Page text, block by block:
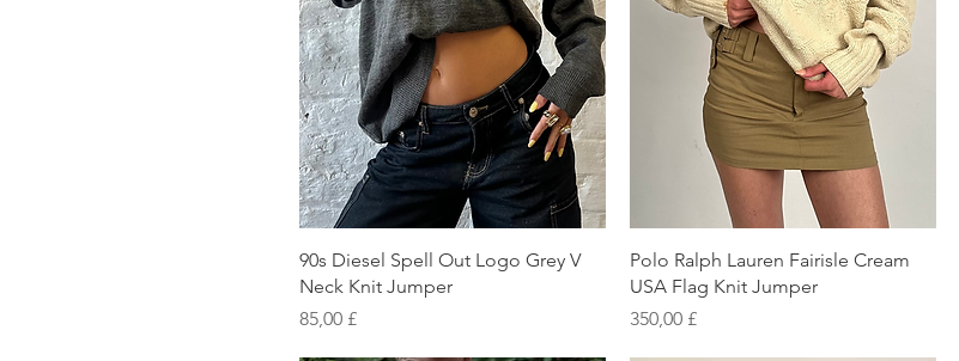
Schnellansicht
90s Diesel Spell Out Logo Grey V
Neck Knit Jumper
Preis
85,00 £
Schnellansicht
Polo Ralph Lauren Fairisle Cream
USA Flag Knit Jumper
Preis
350,00 £